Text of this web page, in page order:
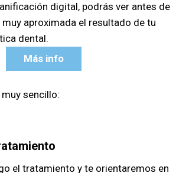
digital, podrás ver antes de
aproximada el resultado de tu
dental.
Más info
sencillo:
el tratamiento y te orientaremos en